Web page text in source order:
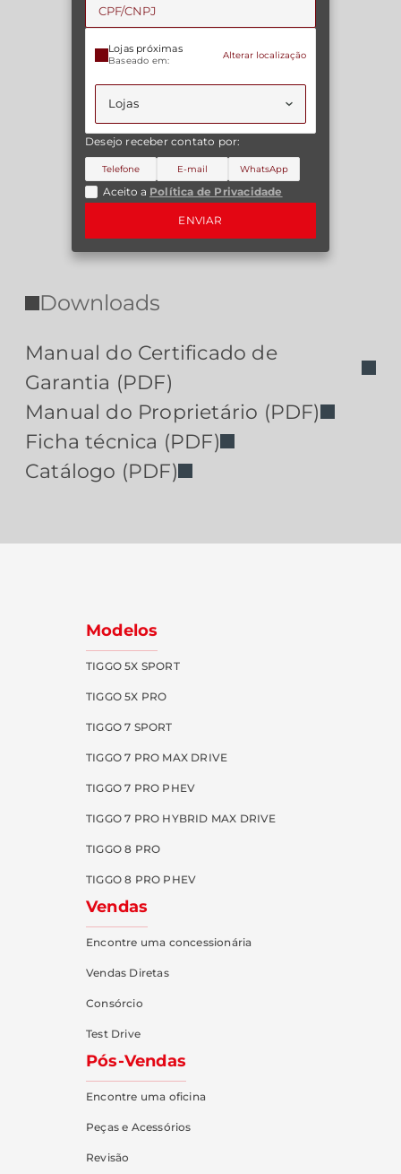
Lojas próximas
Baseado em: Alterar localização
Desejo receber contato por:
Telefone E-mail WhatsApp
Aceito a Política de Privacidade
ENVIAR
Downloads
Manual do Certificado de
Garantia (PDF)
Manual do Proprietário (PDF)
Ficha técnica (PDF)
Catálogo (PDF)
Modelos
TIGGO 5X SPORT
TIGGO 5X PRO
TIGGO 7 SPORT
TIGGO 7 PRO MAX DRIVE
TIGGO 7 PRO PHEV
TIGGO 7 PRO HYBRID MAX DRIVE
TIGGO 8 PRO
TIGGO 8 PRO PHEV
Vendas
Encontre uma concessionária
Vendas Diretas
Consórcio
Test Drive
Pós-Vendas
Encontre uma oficina
Peças e Acessórios
Revisão